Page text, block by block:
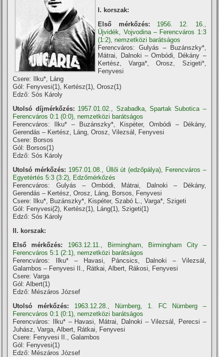
I. korszak:
Első mérkőzés:
1956. 12. 16.,
Újvidék, Vojvodina – Ferencváros 1:3
(1:2), nemzetközi barátságos
Ferencváros: Gulyás – Buzánszky*,
Mátrai, Dalnoki – Ombódi, Dékány –
Kertész, Varga*, Orosz, Szigeti*,
Fenyvesi
Csere: Ilku*, Láng
Gól: Fenyvesi(1), Kertész(1), Orosz(1)
Edző: Sós Károly
Utolsó díjmérkőzés: 1957.01.02., Szabadka, Spartak Subotica –
Ferencváros 0:1 (0:0), nemzetközi barátságos
Ferencváros: Ilku* – Buzánszky*, Kispéter, Ombódi – Dékány,
Gerendás – Kertész, Láng, Orosz, Vilezsál, Fenyvesi
Csere: Borsos
Gól: Borsos(1)
Edző: Sós Károly
Utolsó mérkőzés: 1957.01.08., Üllői út (edzőpálya), Ferencváros –
Egyetértés 5:3 (3:2), Edzőmérkőzés
Ferencváros: Gulyás – Ombódi, Mátrai, Dalnoki – Dékány,
Gerendás – Kertész, Orosz, Láng, Borsos, Fenyvesi
Csere: Ilku*, Buzánszky*, Kispéter, Szabó L., Varga*, Szigeti
Gól: Fenyvesi(2), Kertész(1), Láng(1), Szigeti(1)
Edző: Sós Károly
II. korszak:
Első mérkőzés:
1963.12.11., Birmingham, Birmingham City –
Ferencváros 5:1 (2:1), nemzetközi barátságos
Ferencváros: Ilku* – Havasi, Páncsics, Dalnoki – Vilezsál,
Galambos – Fenyvesi II., Rátkai, Albert, Rákosi, Fenyvesi
Csere: Varga
Gól: Albert(1)
Edző: Mészáros József
Utolsó mérkőzés:
1963.12.28., Nürnberg, 1. FC Nürnberg –
Ferencváros 0:1 (0:1), nemzetközi barátságos
Ferencváros: Ilku* – Havasi, Mátrai, Dalnoki – Vilezsál, Perecsi –
Juhász, Varga, Albert, Rátkai, Fenyvesi
Csere: Fenyvesi II., Galambos
Gól: Fenyvesi(1)
Edző: Mészáros József